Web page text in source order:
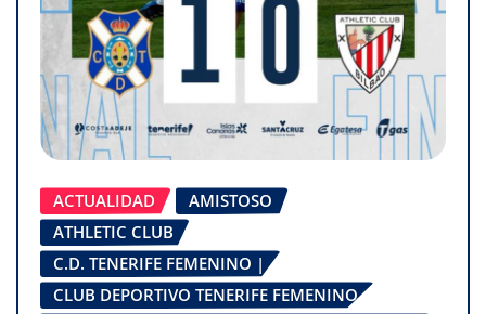
ACTUALIDAD
AMISTOSO
ATHLETIC CLUB
C.D. TENERIFE FEMENINO |
CLUB DEPORTIVO TENERIFE FEMENINO